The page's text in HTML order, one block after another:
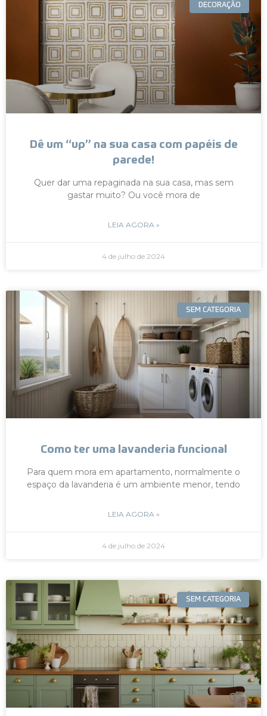
DECORAÇÃO
Dê um “up” na sua casa com papéis de
parede!
Quer dar uma repaginada na sua casa, mas sem
gastar muito? Ou você mora de
LEIA AGORA »
4 de julho de 2024
SEM CATEGORIA
Como ter uma lavanderia funcional
Para quem mora em apartamento, normalmente o
espaço da lavanderia é um ambiente menor, tendo
LEIA AGORA »
4 de julho de 2024
SEM CATEGORIA